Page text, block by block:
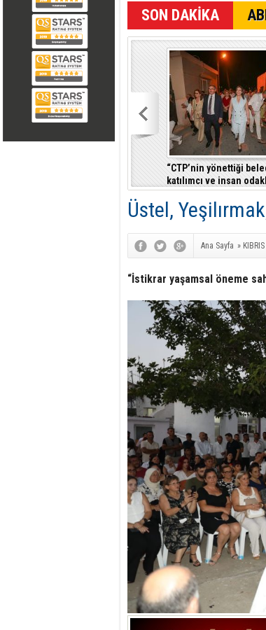
SON DAKİKA
“CTP’nin yönettiği
katılımcı ve insan
anlayışıyla fark
Üstel,
Ana Sayfa » KIBRIS
“İstikrar yaşamsal öneme